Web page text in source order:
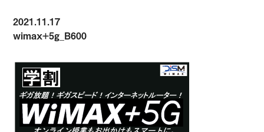
2021.11.17
wimax+5g_B600